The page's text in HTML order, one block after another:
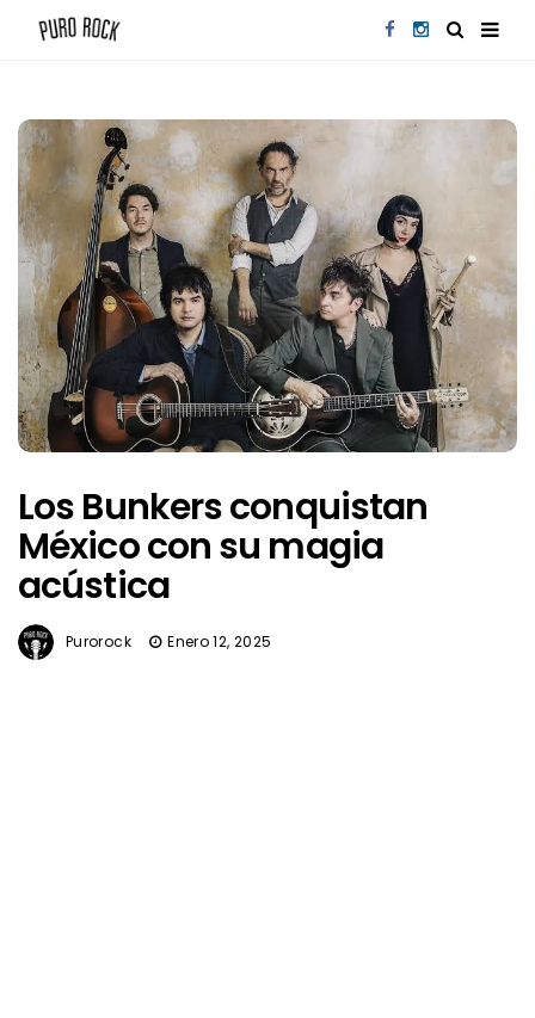
Los Bunkers conquistan
México con su magia
acústica
Purorock Enero 12, 2025